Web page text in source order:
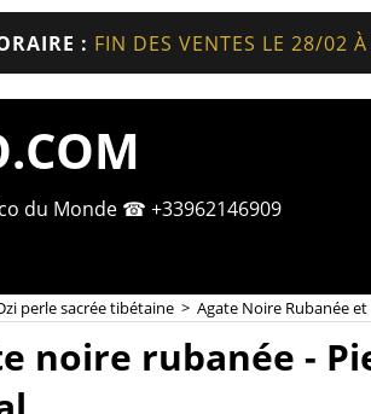
: FIN DES VENTES LE 28/02
du Monde ☎ +33962146909
perle sacrée tibétaine > Agate Noire Rubanée et
noire rubanée -